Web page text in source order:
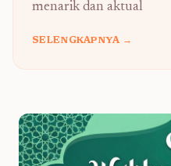
menarik dan aktual
SELENGKAPNYA →